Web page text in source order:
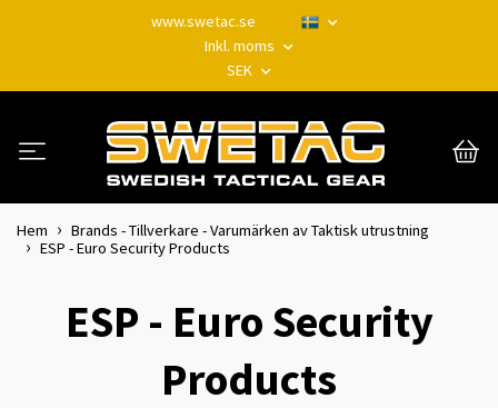
www.swetac.se
Inkl. moms
SEK
Hem
Brands - Tillverkare - Varumärken av Taktisk utrustning
ESP - Euro Security Products
ESP - Euro Security
Products